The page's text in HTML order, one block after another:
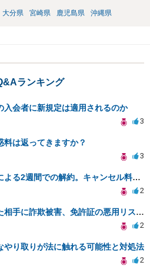
大分県 宮崎県 鹿児島県 沖縄県
ランキング
入会者に新規定は適用されるのか
3
は返ってきますか？
3
結婚式場の金額ミスによる2週間での解約。キャンセル料10万円の免除は可能か。
2
出会い系で知り合った相手に詐欺被害、免許証の悪用リスクと対策。
2
やり取りが法に触れる可能性と対処法
2